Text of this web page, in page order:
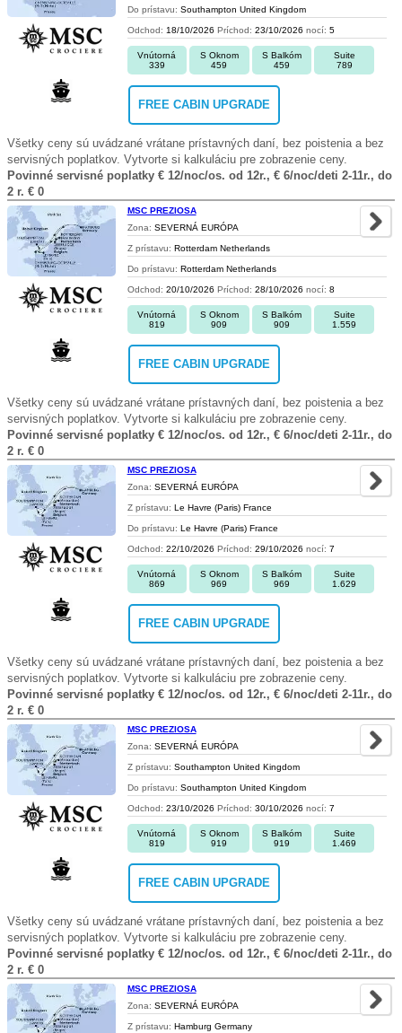
Do prístavu: Southampton United Kingdom
Odchod: 18/10/2026 Príchod: 23/10/2026 nocí: 5
Vnútorná
339
S Oknom
459
S Balkóm
459
Suite
789
FREE CABIN UPGRADE
Všetky ceny sú uvádzané vrátane prístavných daní, bez poistenia a bez
servisných poplatkov. Vytvorte si kalkuláciu pre zobrazenie ceny.
Povinné servisné poplatky € 12/noc/os. od 12r., € 6/noc/deti 2-11r., do
2 r. € 0
MSC PREZIOSA
Zona: SEVERNÁ EURÓPA
Z prístavu: Rotterdam Netherlands
Do prístavu: Rotterdam Netherlands
Odchod: 20/10/2026 Príchod: 28/10/2026 nocí: 8
Vnútorná
819
S Oknom
909
S Balkóm
909
Suite
1.559
FREE CABIN UPGRADE
Všetky ceny sú uvádzané vrátane prístavných daní, bez poistenia a bez
servisných poplatkov. Vytvorte si kalkuláciu pre zobrazenie ceny.
Povinné servisné poplatky € 12/noc/os. od 12r., € 6/noc/deti 2-11r., do
2 r. € 0
MSC PREZIOSA
Zona: SEVERNÁ EURÓPA
Z prístavu: Le Havre (Paris) France
Do prístavu: Le Havre (Paris) France
Odchod: 22/10/2026 Príchod: 29/10/2026 nocí: 7
Vnútorná
869
S Oknom
969
S Balkóm
969
Suite
1.629
FREE CABIN UPGRADE
Všetky ceny sú uvádzané vrátane prístavných daní, bez poistenia a bez
servisných poplatkov. Vytvorte si kalkuláciu pre zobrazenie ceny.
Povinné servisné poplatky € 12/noc/os. od 12r., € 6/noc/deti 2-11r., do
2 r. € 0
MSC PREZIOSA
Zona: SEVERNÁ EURÓPA
Z prístavu: Southampton United Kingdom
Do prístavu: Southampton United Kingdom
Odchod: 23/10/2026 Príchod: 30/10/2026 nocí: 7
Vnútorná
819
S Oknom
919
S Balkóm
919
Suite
1.469
FREE CABIN UPGRADE
Všetky ceny sú uvádzané vrátane prístavných daní, bez poistenia a bez
servisných poplatkov. Vytvorte si kalkuláciu pre zobrazenie ceny.
Povinné servisné poplatky € 12/noc/os. od 12r., € 6/noc/deti 2-11r., do
2 r. € 0
MSC PREZIOSA
Zona: SEVERNÁ EURÓPA
Z prístavu: Hamburg Germany